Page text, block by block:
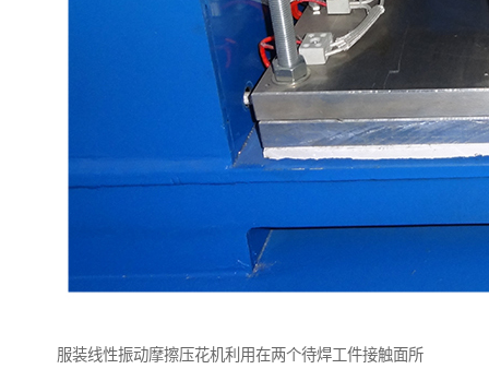
服装线性振动摩擦压花机利用在两个待焊工件接触面所